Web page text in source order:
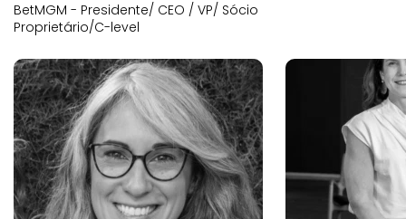
BetMGM - Presidente/ CEO / VP/ Sócio
Proprietário/C-level